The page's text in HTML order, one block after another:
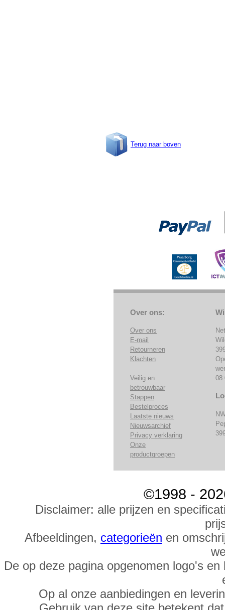
Terug naar boven
Over ons:
Over ons
E-mail
Retourneren
Klachten
Veilig en
betrouwbaar
Stappen
Bestelproces
Laatste nieuws
Nieuwsarchief
Privacy verklaring
Onze
productgroepen
©1998 -
Disclaimer: alle prijzen en
Afbeeldingen, categorieën en
De op deze pagina opgenomen logo's
Op al onze aanbiedingen en